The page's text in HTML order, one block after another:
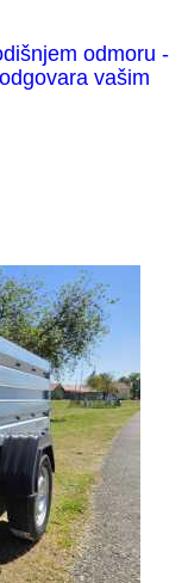
odmoru -
vašim